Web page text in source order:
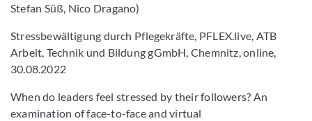
Stefan Süß, Nico Dragano)
Stressbewältigung durch Pflegekräfte, PFLEX.live, ATB
Arbeit, Technik und Bildung gGmbH, Chemnitz, online,
30.08.2022
When do leaders feel stressed by their followers? An
examination of face-to-face and virtual